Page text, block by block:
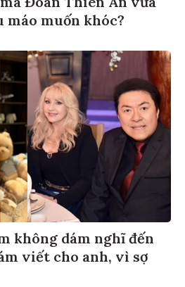
Đoàn Thiên Ân vừa
máo muốn khóc?
không dám nghĩ đến
viết cho anh, vì sợ